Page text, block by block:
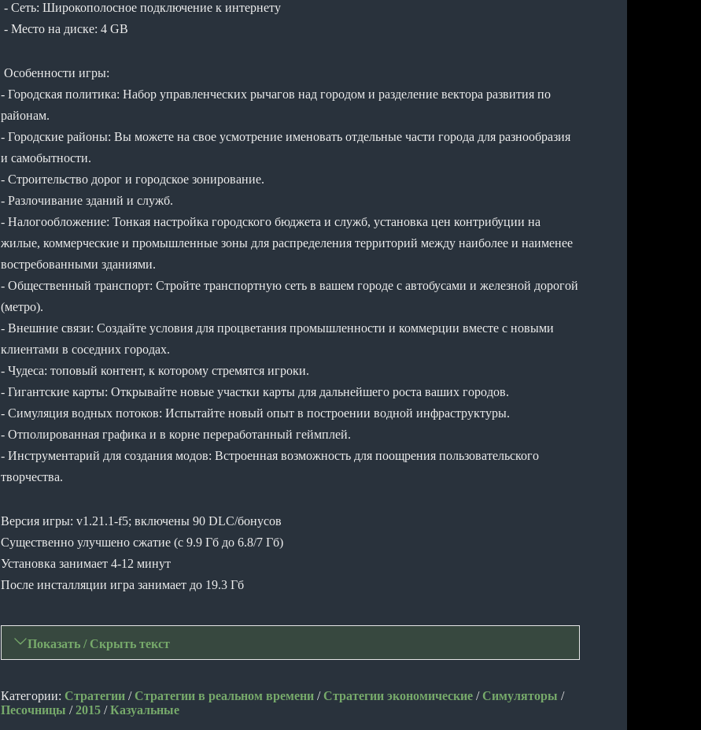
- Сеть: Широкополосное подключение к интернету
- Место на диске: 4 GB
Особенности игры:
- Городская политика: Набор управленческих рычагов над городом и разделение вектора развития по
районам.
- Городские районы: Вы можете на свое усмотрение именовать отдельные части города для разнообразия
и самобытности.
- Строительство дорог и городское зонирование.
- Разлочивание зданий и служб.
- Налогообложение: Тонкая настройка городского бюджета и служб, установка цен контрибуции на
жилые, коммерческие и промышленные зоны для распределения территорий между наиболее и наименее
востребованными зданиями.
- Общественный транспорт: Стройте транспортную сеть в вашем городе с автобусами и железной дорогой
(метро).
- Внешние связи: Создайте условия для процветания промышленности и коммерции вместе с новыми
клиентами в соседних городах.
- Чудеса: топовый контент, к которому стремятся игроки.
- Гигантские карты: Открывайте новые участки карты для дальнейшего роста ваших городов.
- Симуляция водных потоков: Испытайте новый опыт в построении водной инфраструктуры.
- Отполированная графика и в корне переработанный геймплей.
- Инструментарий для создания модов: Встроенная возможность для поощрения пользовательского
творчества.
Версия игры: v1.21.1-f5; включены 90 DLC/бонусов
Существенно улучшено сжатие (с 9.9 Гб до 6.8/7 Гб)
Установка занимает 4-12 минут
После инсталляции игра занимает до 19.3 Гб
Показать / Скрыть текст
Категории: Стратегии /Стратегии в реальном времени /Стратегии экономические /Симуляторы /
Песочницы /2015 /Казуальные